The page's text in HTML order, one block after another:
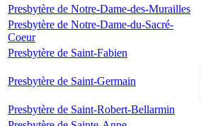
Presbytère de Notre-Dame-des-Murailles
Presbytère de Notre-Dame-du-Sacré-
Coeur
Presbytère de Saint-Fabien
Presbytère de Saint-Germain
Presbytère de Saint-Robert-Bellarmin